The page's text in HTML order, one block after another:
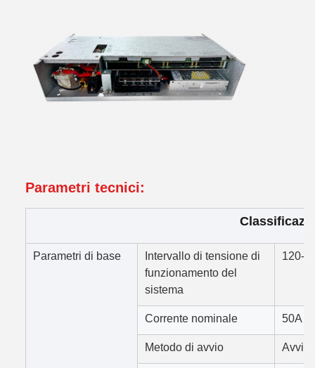
Parametri tecnici:
Parametri di base
Intervallo di tensione di
funzionamento del
sistema
120-
Corrente nominale 50A /
Metodo di avvio Avvio